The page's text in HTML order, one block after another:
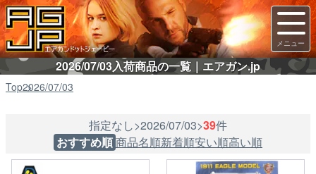
2026/07/03入荷商品の一覧｜エアガン.jp
Top2026/07/03
指定なし>2026/07/03>39件
おすすめ順商品名順新着順安い順高い順